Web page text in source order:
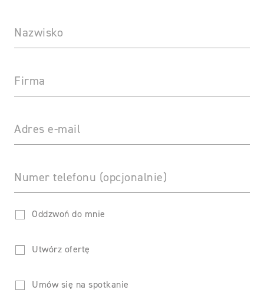
Nazwisko
Firma
Adres e-mail
Numer telefonu (opcjonalnie)
Oddzwoń do mnie
Utwórz ofertę
Umów się na spotkanie